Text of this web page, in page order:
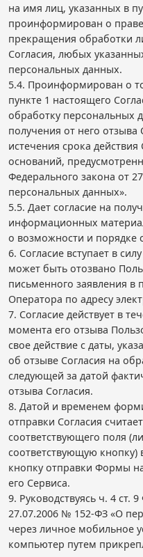
на имя лиц, указанных в
проинформирован о праве
прекращения обработки
Согласия, любых
персональных данных.
5.4. Проинформирован о
пункте 1 настоящего
обработку персональных
получения от него отзыва
истечения срока
оснований,
Федерального закона от
персональных данных».
5.5. Дает согласие на
информационных
о возможности и порядке
6. Согласие вступает в
может быть отозвано
письменного заявления в
Оператора по адресу
7. Согласие действует в
момента его отзыва
свое действие с даты,
об отзыве Согласия на
следующей за датой
отзыва Согласия.
8. Датой и временем
отправки Согласия
соответствующего поля
соответствующую
кнопку отправки Формы
его Сервиса.
9. Руководствуясь ч. 4 ст.
27.07.2006 № 152-ФЗ «О
через личное мобильное
компьютер путем